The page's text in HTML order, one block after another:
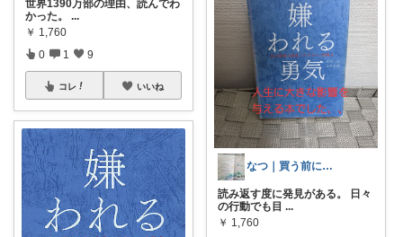
世界1390万部の理由、読んでわ
かった。 ...
￥ 1,760
0 1 9
コレ いいね
なつ｜買う前によく比べる人
読み返す度に発見がある。 日々
の行動でも目 ...
￥ 1,760